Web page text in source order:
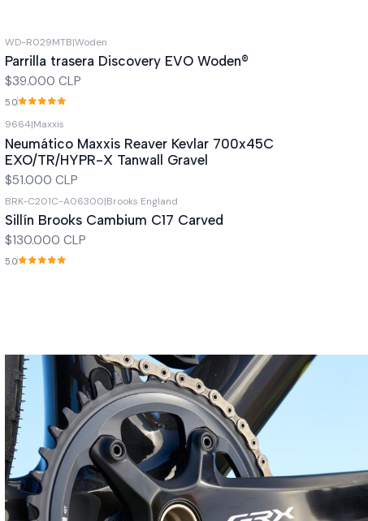
WD-R029MTB|Woden
Parrilla trasera Discovery EVO Woden®
$39.000 CLP
5.0
9664|Maxxis
Neumático Maxxis Reaver Kevlar 700x45C
EXO/TR/HYPR-X Tanwall Gravel
$51.000 CLP
BRK-C201C-A06300|Brooks England
Sillín Brooks Cambium C17 Carved
$130.000 CLP
5.0